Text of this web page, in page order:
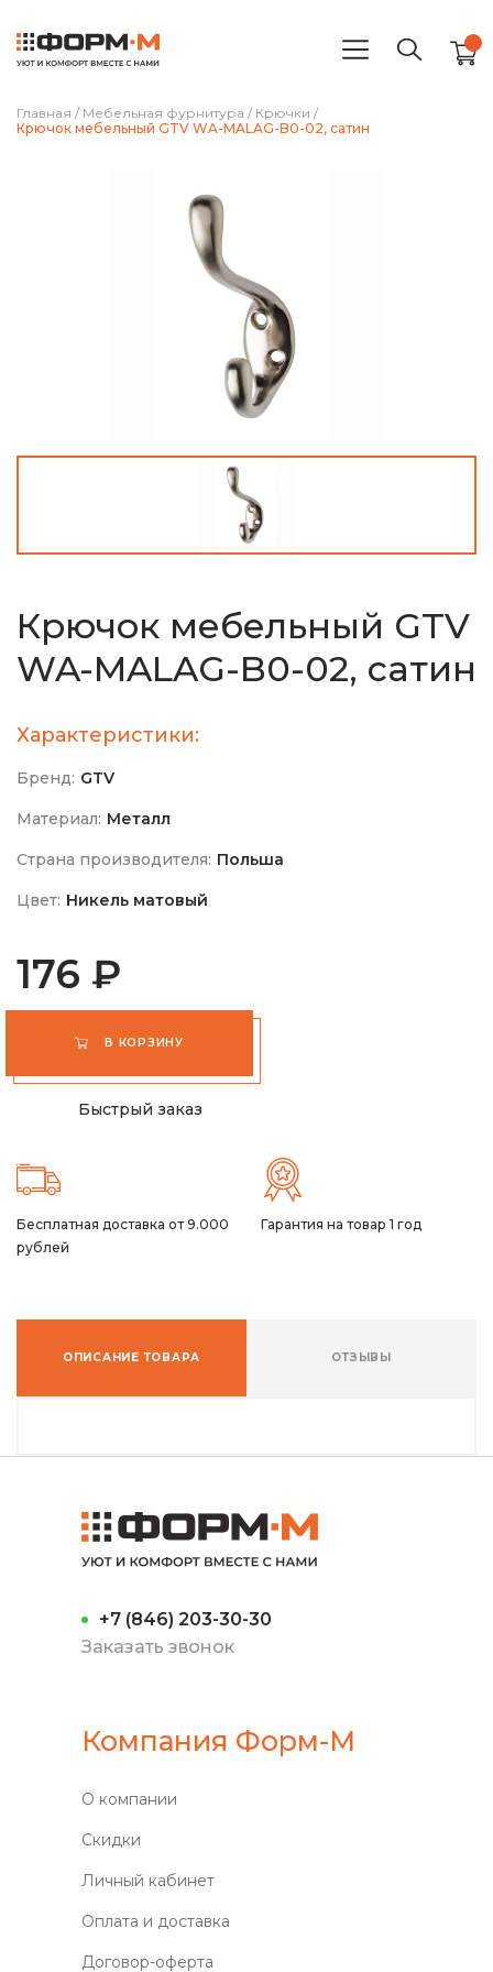
Главная / Мебельная фурнитура / Крючки /
Крючок мебельный GTV WA-MALAG-B0-02, сатин
Крючок мебельный GTV
WA-MALAG-B0-02, сатин
Характеристики:
Бренд: GTV
Материал: Металл
Страна производителя: Польша
Цвет: Никель матовый
176 ₽
В КОРЗИНУ
Быстрый заказ
Бесплатная доставка от 9.000
рублей
Гарантия на товар 1 год
ОПИСАНИЕ ТОВАРА ОТЗЫВЫ
+7 (846) 203-30-30
Заказать звонок
Компания Форм-М
О компании
Скидки
Личный кабинет
Оплата и доставка
Договор-оферта